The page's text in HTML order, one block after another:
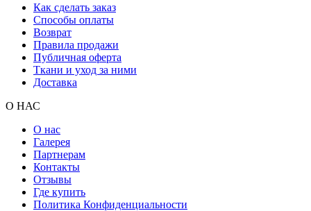
Как сделать заказ
Способы оплаты
Возврат
Правила продажи
Публичная оферта
Ткани и уход за ними
Доставка
О НАС
О нас
Галерея
Партнерам
Контакты
Отзывы
Где купить
Политика Конфиденциальности